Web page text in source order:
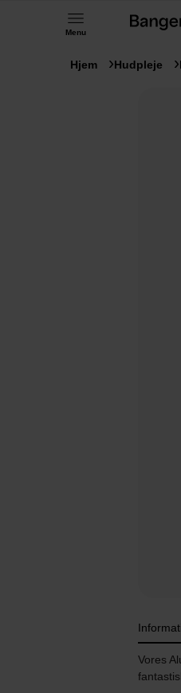
Menu
Hjem Hudpleje
Vores